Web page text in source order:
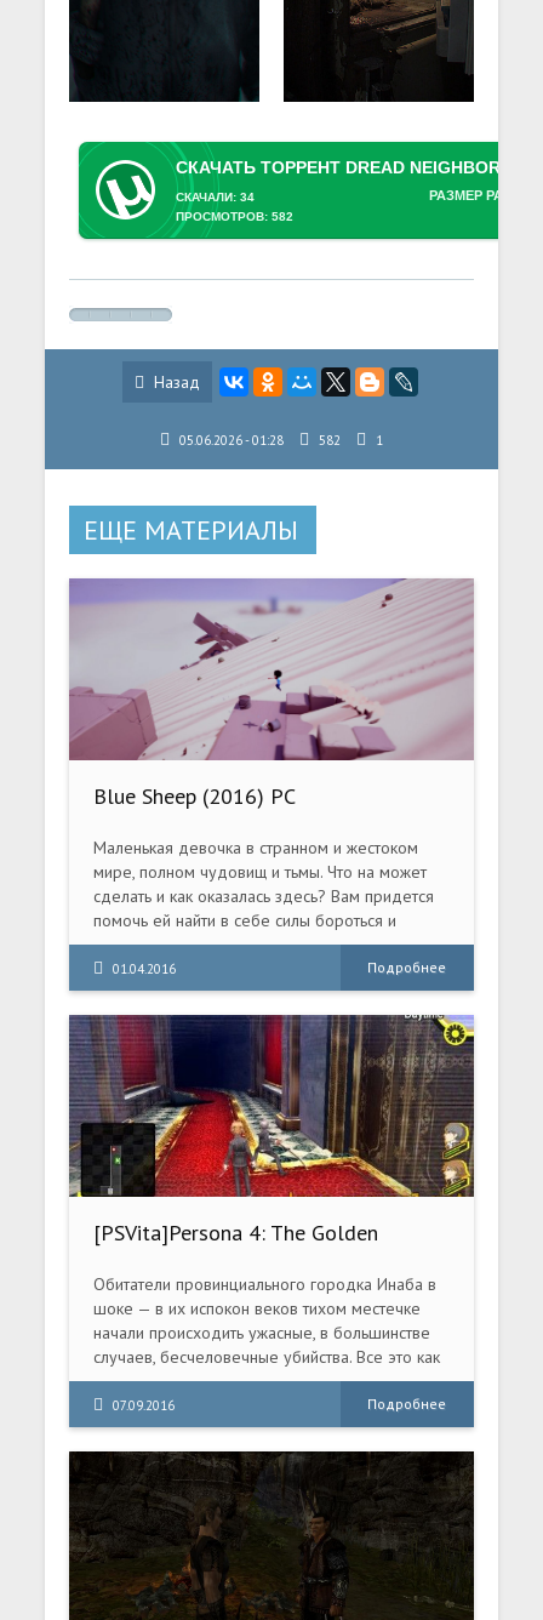
РАЗМЕР
СКАЧАЛИ: 34
ПРОСМОТРОВ: 582
Назад
05.06.2026 - 01:28 582 1
ЕЩЕ МАТЕРИАЛЫ
Blue Sheep (2016) PC
Маленькая девочка в странном и жестоком
мире, полном чудовищ и тьмы. Что на может
сделать и как оказалась здесь? Вам придется
помочь ей найти в себе силы бороться и
вернуть жизнь к прежнему руслу.
01.04.2016 Подробнее
[PSVita]Persona 4: The Golden
[USA/ENG+JAP][UNDUB]
Обитатели провинциального городка Инаба в
шоке — в их испокон веков тихом местечке
начали происходить ужасные, в большинстве
случаев, бесчеловечные убийства. Все это как
снег на голову, во все лопатки.
07.09.2016 Подробнее